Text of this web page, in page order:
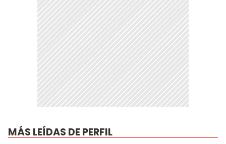
MÁS LEÍDAS DE PERFIL